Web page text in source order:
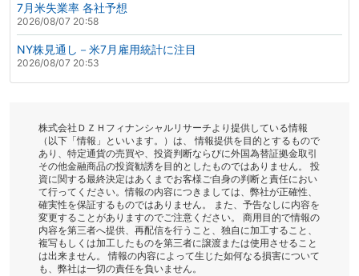
7月米失業率 各社予想
2026/08/07 20:58
NY株見通し－米7月雇用統計に注目
2026/08/07 20:53
株式会社ＤＺＨフィナンシャルリサーチより提供している情報
（以下「情報」といいます。）は、 情報提供を目的とするもので
あり、特定通貨の売買や、投資判断ならびに外国為替証拠金取引
その他金融商品の投資勧誘を目的としたものではありません。 投
資に関する最終決定はあくまでお客様ご自身の判断と責任におい
て行ってください。情報の内容につきましては、弊社が正確性、
確実性を保証するものではありません。 また、予告なしに内容を
変更することがありますのでご注意ください。 商用目的で情報の
内容を第三者へ提供、再配信を行うこと、独自に加工すること、
複写もしくは加工したものを第三者に譲渡または使用させること
は出来ません。 情報の内容によって生じた如何なる損害について
も、弊社は一切の責任を負いません。